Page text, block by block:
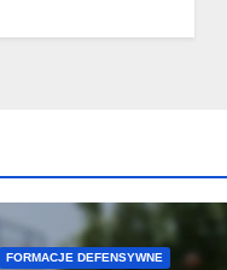
FORMACJE DEFENSYWNE